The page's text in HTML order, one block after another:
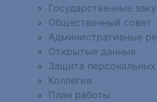
Государственные
Общественный совет
Административные
Открытые данные
Защита
Коллегия
План работы